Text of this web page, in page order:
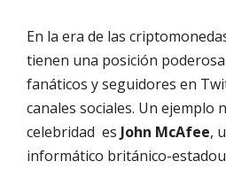
En la era de las
tienen una posición
fanáticos y seguidores en
canales sociales. Un ejemplo
celebridad es John McAfee,
informático británico-